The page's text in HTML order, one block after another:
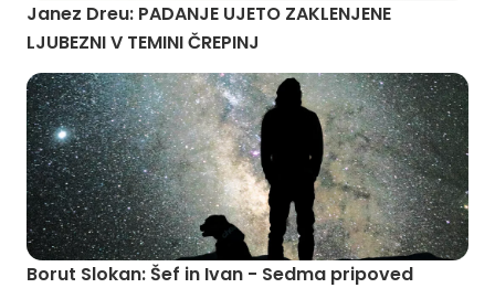
Janez Dreu: PADANJE UJETO ZAKLENJENE
LJUBEZNI V TEMINI ČREPINJ
Borut Slokan: Šef in Ivan - Sedma pripoved